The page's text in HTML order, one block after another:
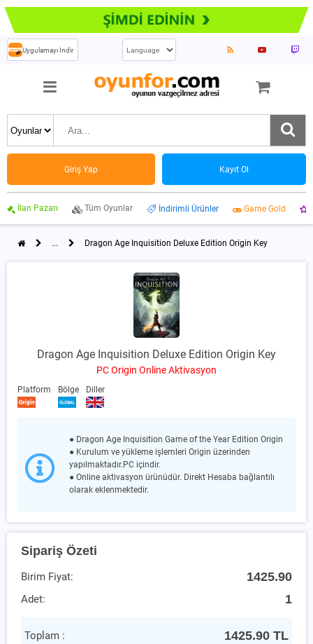
Uygulamayı İndir
Giriş Yap Kayıt Ol
İlan Pazarı Tüm Oyunlar İndirimli Ürünler Game Gold
... Dragon Age Inquisition Deluxe Edition Origin Key
Dragon Age Inquisition Deluxe Edition Origin Key
PC Origin Online Aktivasyon
Platform Bölge Diller
● Dragon Age Inquisition Game of the Year Edition Origin
● Kurulum ve yükleme işlemleri Origin üzerinden
yapılmaktadır.PC içindir.
● Online aktivasyon ürünüdür. Direkt Hesaba bağlantılı
olarak eklenmektedir.
Sipariş Özeti
Birim Fiyat: 1425.90
Adet: 1
Toplam : 1425.90 TL